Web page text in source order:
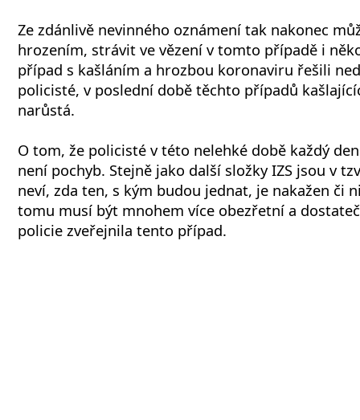
Ze zdánlivě nevinného oznámení tak nakonec
hrozením, strávit ve vězení v tomto případě i
případ s kašláním a hrozbou koronaviru řešili
policisté, v poslední době těchto případů
narůstá.
O tom, že policisté v této nelehké době každý
není pochyb. Stejně jako další složky IZS jsou v
neví, zda ten, s kým budou jednat, je nakažen či
tomu musí být mnohem více obezřetní a
policie zveřejnila tento případ.